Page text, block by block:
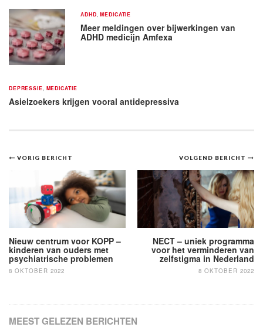
ADHD ,MEDICATIE
Meer meldingen over bijwerkingen van
ADHD medicijn Amfexa
DEPRESSIE MEDICATIE
Asielzoekers krijgen vooral antidepressiva
Bericht
navigatie
VOLGEND BERICHT
NECT – uniek programma
voor het verminderen van
zelfstigma in Nederland
8 OKTOBER 2022
VORIG BERICHT
Nieuw centrum voor KOPP –
kinderen van ouders met
psychiatrische problemen
8 OKTOBER 2022
MEEST GELEZEN BERICHTEN